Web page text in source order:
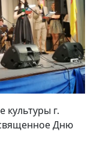
культуры г.
Дню